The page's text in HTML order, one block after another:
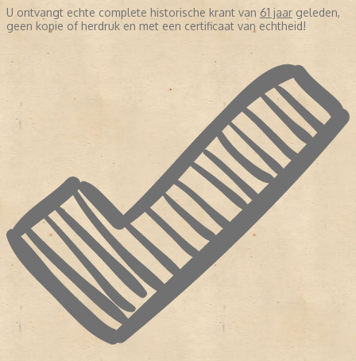
U ontvangt echte complete historische krant van 61 jaar geleden,
geen kopie of herdruk en met een certificaat van echtheid!